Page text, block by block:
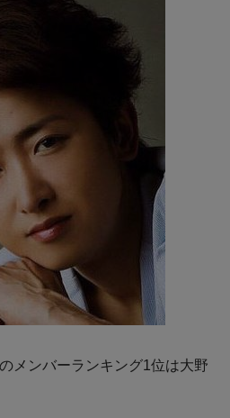
メンバーランキング1位は大野